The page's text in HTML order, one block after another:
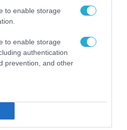
to enable storage
to enable storage
authentication
prevention, and other
συμφωνίας Τουρκίας,
θα πολεμήσουν Ριάντ και